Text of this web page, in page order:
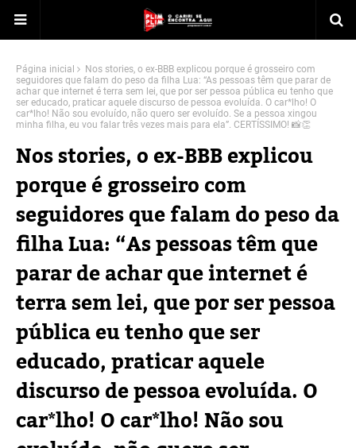
Página inicial
Nos stories, o ex-BBB explicou porque é grosseiro com
seguidores que falam do peso da filha Lua: “As pessoas têm que parar de
achar que internet é terra sem lei, que por ser pessoa pública eu tenho que
ser educado, praticar aquele discurso de pessoa evoluída. O car*lho! O
car*lho! Não sou evoluído, não quero ser evoluído. Se a pessoa xingou
minha filha, eu vou falar três vezes mais para ela”. CERTÍSSIMO! 📸👏
Nos stories, o ex-BBB explicou
porque é grosseiro com
seguidores que falam do peso da
filha Lua: “As pessoas têm que
parar de achar que internet é
terra sem lei, que por ser pessoa
pública eu tenho que ser
educado, praticar aquele
discurso de pessoa evoluída. O
car*lho! O car*lho! Não sou